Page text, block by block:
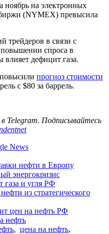
ноябрь на электронных
(NYMEX) превысила
трейдеров в связи с
спроса в
дефицит газа.
прогноз стоимости
с $80 за баррель.
в Telegram. Подписывайтесь
News
нефти в Европу
энергокризис
газа и угля РФ
из стратегического
цен на нефть РФ
нефть
, цена на нефть,